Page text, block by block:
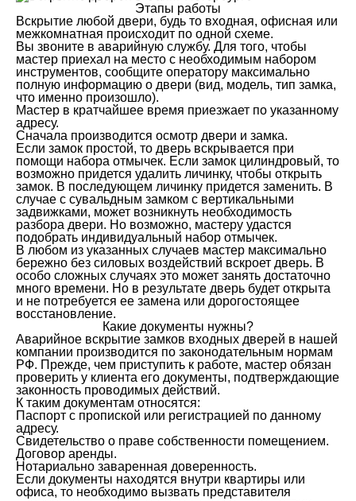
Этапы работы
Вскрытие любой двери, будь то входная, офисная или
межкомнатная происходит по одной схеме.
Вы звоните в аварийную службу. Для того, чтобы
мастер приехал на место с необходимым набором
инструментов, сообщите оператору максимально
полную информацию о двери (вид, модель, тип замка,
что именно произошло).
Мастер в кратчайшее время приезжает по указанному
адресу.
Сначала производится осмотр двери и замка.
Если замок простой, то дверь вскрывается при
помощи набора отмычек. Если замок цилиндровый, то
возможно придется удалить личинку, чтобы открыть
замок. В последующем личинку придется заменить. В
случае с сувальдным замком с вертикальными
задвижками, может возникнуть необходимость
разбора двери. Но возможно, мастеру удастся
подобрать индивидуальный набор отмычек.
В любом из указанных случаев мастер максимально
бережно без силовых воздействий вскроет дверь. В
особо сложных случаях это может занять достаточно
много времени. Но в результате дверь будет открыта
и не потребуется ее замена или дорогостоящее
восстановление.
Какие документы нужны?
Аварийное вскрытие замков входных дверей в нашей
компании производится по законодательным нормам
РФ. Прежде, чем приступить к работе, мастер обязан
проверить у клиента его документы, подтверждающие
законность проводимых действий.
К таким документам относятся:
Паспорт с пропиской или регистрацией по данному
адресу.
Свидетельство о праве собственности помещением.
Договор аренды.
Нотариально заваренная доверенность.
Если документы находятся внутри квартиры или
офиса, то необходимо вызвать представителя